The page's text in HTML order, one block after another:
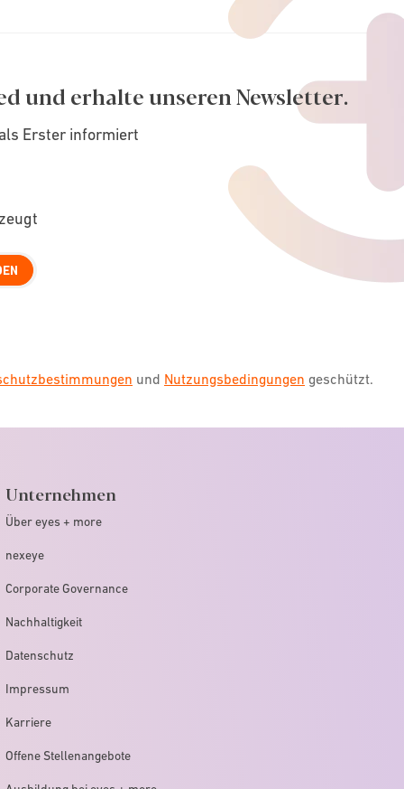
und erhalte unseren Newsletter.
Erster informiert
und Nutzungsbedingungen geschützt.
Unternehmen
Über eyes + more
nexeye
Corporate Governance
Nachhaltigkeit
Datenschutz
Impressum
Karriere
Offene Stellenangebote